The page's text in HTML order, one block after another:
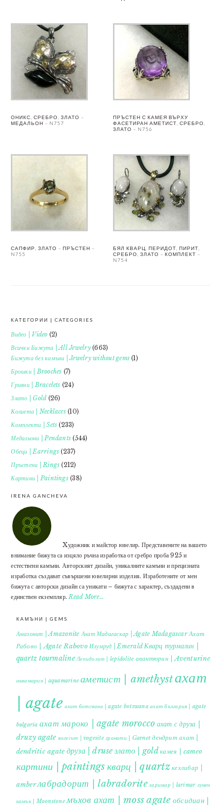
ОНИКС, СРЕБРО, ЗЛАТО –
МЕДАЛЬОН – N757
ПРЪСТЕН С КАМЕЯ ВЪРХУ
ФАСЕТИРАН АМЕТИСТ, СРЕБРО,
ЗЛАТО – N756
САПФИР, ЗЛАТО – ПРЪСТЕН –
N755
БЯЛ КВАРЦ, ПЕРИДОТ, ПИРИТ,
СРЕБРО, ЗЛАТО – КОМПЛЕКТ –
N754
FOOTER
КАТЕГОРИИ | CATEGORIES
Видео | Video (2)
Всички Бижута | All Jewelry(663)
Бижута без камъни | Jewelry without gems (1)
Брошки | Brooches (7)
Гривни | Bracelets (24)
Злато | Gold (26)
Колиета | Necklaces(10)
Комплекти | Sets (233)
Медальони | Pendants (544)
Обеци | Earrings (237)
Пръстени | Rings (212)
Картини | Paintings(38)
IRENA GANCHEVA
Xудожник и майстор ювелир. Представените на вашето
внимание бижута са изцяло ръчна изработка от сребро проба 925 и
естествени камъни. Авторският дизайн, уникалните камъни и прецизната
изработка създават съвършени ювелирни изделия. Изработените от мен
бижута с авторски дизайн са уникати – бижута с характер, създадени в
единствен екземпляр.Read More…
КАМЪНИ | GEMS
Амазонит | Amazonite Ахат Мадагаскар | Agate Madagascar Ахат
Рабово | Agate Rabovo Изумруд | Emerald Кварц турмалин |
quartz tourmaline Лепидолит | lepidolite авантюрин | Aventurine
аквамарин | aquamarine аметист | amethystахат
| agate ахат ботсвана | agate botswana ахат българия | agate
bulgaria ахат мароко | agate morocco ахат с друза |
druzy agate вогесит | vogesite гранати | Garnet дендрит ахат |
dendritic agate друза | druse злато | gold камея | cameo
картини | paintings кварц | quartzкехлибар |
amberлабрадорит | labradorite ларимар | larimar лунен
камък | Moonstone мъхов ахат | moss agate обсидиан |